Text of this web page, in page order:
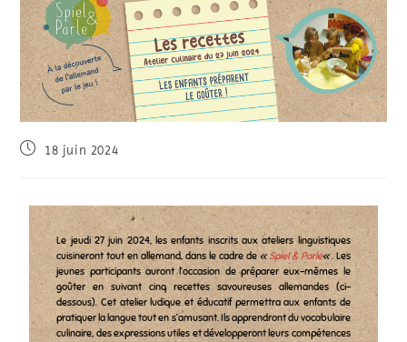
18 juin 2024
Le jeudi 27 juin 2024, les enfants inscrits aux ateliers linguistiques
cuisineront tout en allemand, dans le cadre de«Spiel & Parle«. Les
jeunes participants auront l’occasion de préparer eux-mêmes le
goûter en suivant cinq recettes savoureuses allemandes (ci-
dessous). Cet atelier ludique et éducatif permettra aux enfants de
pratiquer la langue tout en s’amusant. Ils apprendront du vocabulaire
culinaire, des expressions utiles et développeront leurs compétences